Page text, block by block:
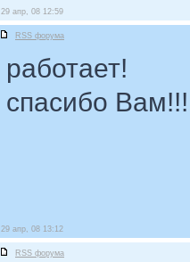
29 апр, 08 12:59
RSS форума
работает!
спасибо Вам!!!
29 апр, 08 13:12
RSS форума